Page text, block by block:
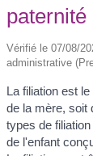
Vérifié le 07/08/
administrative
La filiation est
de la mère, soit
types de
de l'enfant